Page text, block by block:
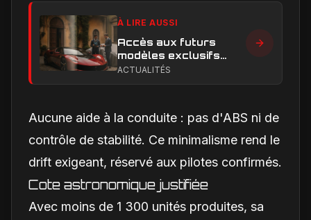
À LIRE AUSSI
Accès aux futurs
modèles exclusifs
Ferrari : l'achat
ACTUALITÉS
Aucune aide à la conduite : pas d'ABS ni de
contrôle de stabilité. Ce minimalisme rend le
drift exigeant, réservé aux pilotes confirmés.
Cote astronomique justifiée
Avec moins de 1 300 unités produites, sa